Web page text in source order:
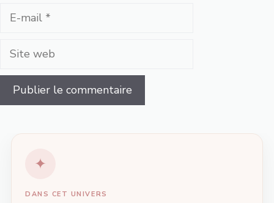
Site
DANS CET UNIVERS